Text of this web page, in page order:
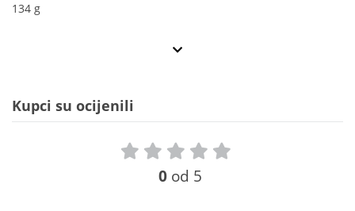
134 g
Kupci su ocijenili
0 od 5